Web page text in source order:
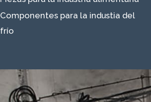
Componentes para la industia del
frío